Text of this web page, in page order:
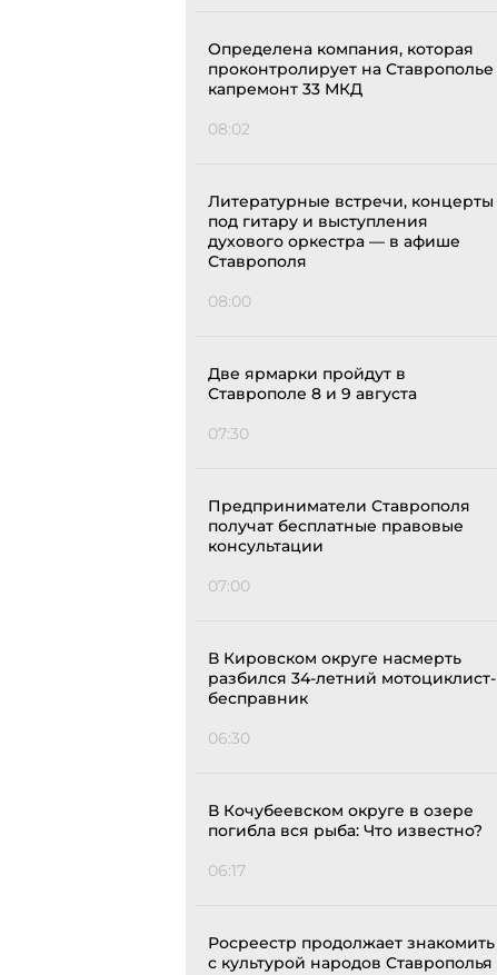
Определена компания, которая
проконтролирует на Ставрополье
капремонт 33 МКД
08:02
Литературные встречи, концерты
под гитару и выступления
духового оркестра — в афише
Ставрополя
08:00
Две ярмарки пройдут в
Ставрополе 8 и 9 августа
07:30
Предприниматели Ставрополя
получат бесплатные правовые
консультации
07:00
В Кировском округе насмерть
разбился 34-летний мотоциклист-
бесправник
06:30
В Кочубеевском округе в озере
погибла вся рыба: Что известно?
06:17
Росреестр продолжает знакомить
с культурой народов Ставрополья